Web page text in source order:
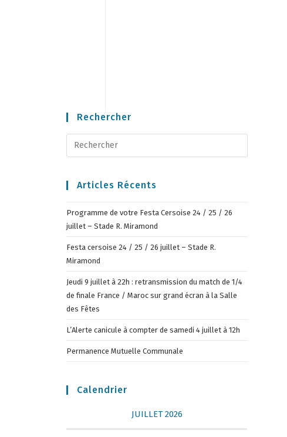
Rechercher
Articles Récents
Programme de votre Festa Cersoise 24 / 25 / 26
juillet – Stade R. Miramond
Festa cersoise 24 / 25 / 26 juillet – Stade R.
Miramond
Jeudi 9 juillet à 22h : retransmission du match de 1/4
de finale France / Maroc sur grand écran à la Salle
des Fêtes
L’Alerte canicule à compter de samedi 4 juillet à 12h
Permanence Mutuelle Communale
Calendrier
JUILLET 2026